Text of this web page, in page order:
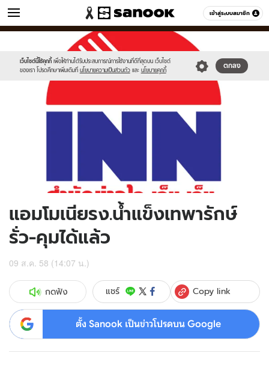
เข้าสู่ระบบสมาชิก
ข่าว หมวดอื่นๆ
เว็บไซต์นี้ใช้คุกกี้ เพื่อให้ท่านได้รับประสบการณ์การใช้งานที่ดีที่สุดบน เว็บไซต์
ของเรา โปรดศึกษาเพิ่มเติมที่ นโยบายความเป็นส่วนตัว และ นโยบายคุกกี้
ตกลง
//s.isanook.com/sr/0/images/logo-
sanook.png
//s.isanook.com/ns/0/ud/368/1844554/637794-
แอมโมเนียรง.น้ำแข็งเทพารักษ์
รั่ว-คุมได้แล้ว
09 ส.ค. 58 (14:07 น.)
กดฟัง แชร์ Copy link
ตั้ง Sanook เป็นข่าวโปรดบน Google